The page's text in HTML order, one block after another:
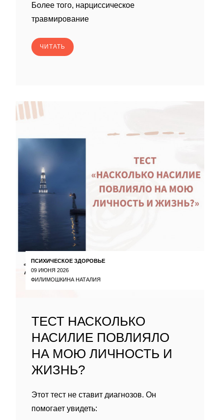
Более того, нарциссическое
травмирование
ЧИТАТЬ
ПСИХИЧЕСКОЕ ЗДОРОВЬЕ
09 ИЮНЯ 2026
ФИЛИМОШКИНА НАТАЛИЯ
ТЕСТ НАСКОЛЬКО
НАСИЛИЕ ПОВЛИЯЛО
НА МОЮ ЛИЧНОСТЬ И
ЖИЗНЬ?
Этот тест не ставит диагнозов. Он
помогает увидеть: